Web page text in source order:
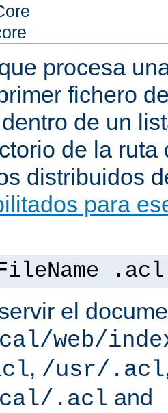
procesa
fichero
de un
de la ruta
distribuidos
para
.acl
el
web/
, /usr/.acl
.acl and